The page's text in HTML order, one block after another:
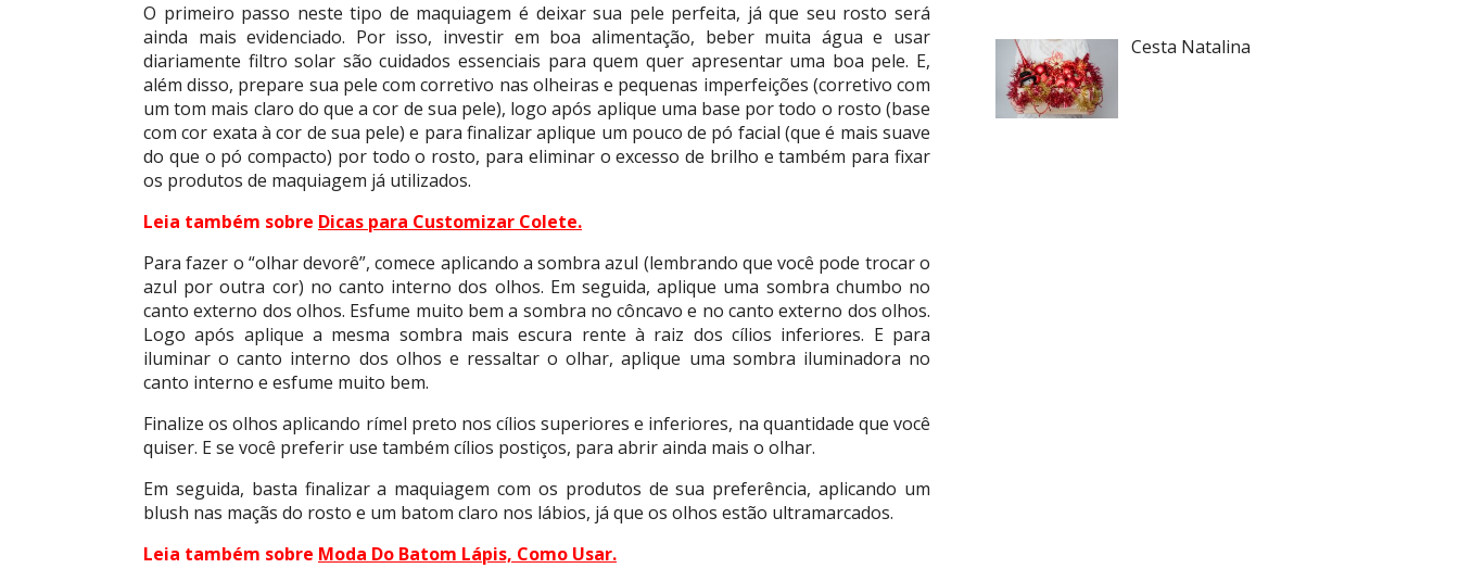
O primeiro passo neste tipo de maquiagem é deixar sua pele perfeita, já que seu rosto será
ainda mais evidenciado. Por isso, investir em boa alimentação, beber muita água e usar
diariamente filtro solar são cuidados essenciais para quem quer apresentar uma boa pele. E,
além disso, prepare sua pele com corretivo nas olheiras e pequenas imperfeições (corretivo com
um tom mais claro do que a cor de sua pele), logo após aplique uma base por todo o rosto (base
com cor exata à cor de sua pele) e para finalizar aplique um pouco de pó facial (que é mais suave
do que o pó compacto) por todo o rosto, para eliminar o excesso de brilho e também para fixar
os produtos de maquiagem já utilizados.
Leia também sobre Dicas para Customizar Colete.
Para fazer o “olhar devorê”, comece aplicando a sombra azul (lembrando que você pode trocar o
azul por outra cor) no canto interno dos olhos. Em seguida, aplique uma sombra chumbo no
canto externo dos olhos. Esfume muito bem a sombra no côncavo e no canto externo dos olhos.
Logo após aplique a mesma sombra mais escura rente à raiz dos cílios inferiores. E para
iluminar o canto interno dos olhos e ressaltar o olhar, aplique uma sombra iluminadora no
canto interno e esfume muito bem.
Finalize os olhos aplicando rímel preto nos cílios superiores e inferiores, na quantidade que você
quiser. E se você preferir use também cílios postiços, para abrir ainda mais o olhar.
Em seguida, basta finalizar a maquiagem com os produtos de sua preferência, aplicando um
blush nas maçãs do rosto e um batom claro nos lábios, já que os olhos estão ultramarcados.
Leia também sobre Moda Do Batom Lápis, Como Usar.
Cesta Natalina